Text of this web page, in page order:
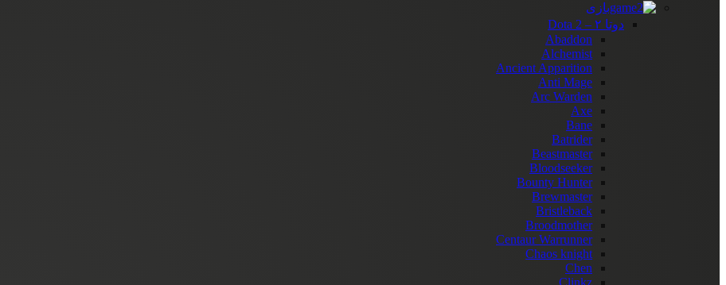
بازی
دوتا ۲ – Dota 2
Abaddon
Alchemist
Ancient Apparition
Anti Mage
Arc Warden
Axe
Bane
Batrider
Beastmaster
Bloodseeker
Bounty Hunter
Brewmaster
Bristleback
Broodmother
Centaur Warrunner
Chaos knight
Chen
Clinkz